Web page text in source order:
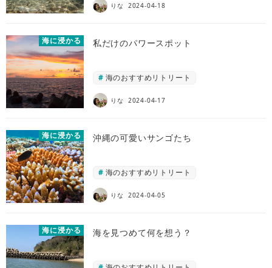
りな 2024-04-18
海に浸かる 私だけのパワースポット
海のおすすめリトリート
りな 2024-04-17
海に浸かる 沖縄の可愛いサンゴたち
海のおすすめリトリート
りな 2024-04-05
海に浸かる 海を見つめて何を想う？